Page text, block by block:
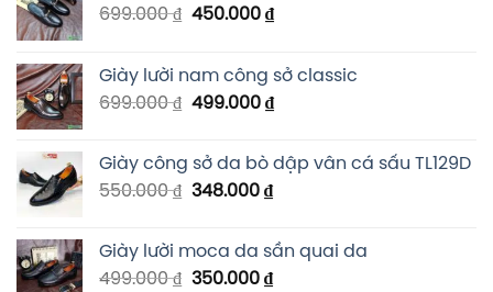
699.000₫ 450.000₫
Giày lười nam công sở classic
699.000₫ 499.000₫
Giày công sở da bò dập vân cá sấu TL129D
550.000₫ 348.000₫
Giày lười moca da sần quai da
499.000₫ 350.000₫